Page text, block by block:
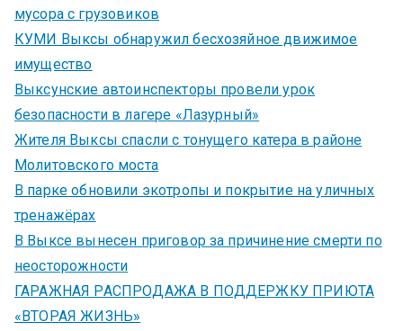
мусора с грузовиков
КУМИ Выксы обнаружил бесхозяйное движимое
имущество
Выксунские автоинспекторы провели урок
безопасности в лагере «Лазурный»
Жителя Выксы спасли с тонущего катера в районе
Молитовского моста
В парке обновили экотропы и покрытие на уличных
тренажёрах
В Выксе вынесен приговор за причинение смерти по
неосторожности
ГАРАЖНАЯ РАСПРОДАЖА В ПОДДЕРЖКУ ПРИЮТА
«ВТОРАЯ ЖИЗНЬ»